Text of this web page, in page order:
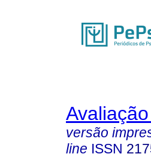
versão
line ISSN